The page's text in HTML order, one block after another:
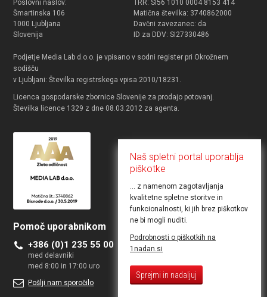
Poslovni naslov:
Šmartinska 106
1000 Ljubljana
Slovenija
TRR: SI56 1010 0004 8153 414
Matična številka: 3740862000
Davčni zavezanec: da
ID za DDV: SI27330486
Podjetje Media Lab d.o.o. je vpisano v sodni register pri Okrožnem
sodišču
v Ljubljani: Številka registrskega vpisa 2010/18231.
Licenca gospodarske zbornice Slovenije za prodajo potovanj.
Številka licence 1329 z dne 08.03.2012 za agenta.
Pomoč uporabnikom
+386 (0)1 235 55 00
med delavniki
med 8:00 in 17:00 uro
Pošlji nam sporočilo
Želite objaviti ponudbo
Kontakt za poslovne uporabnike
Naš spletni portal uporablja
piškotke
... z namenom zagotavljanja
kvalitetne spletne storitve in
funkcionalnosti, ki jih brez piškotkov
ne bi mogli nuditi.
Podrobnosti o piškotkih na
1nadan.si
Sprejmi in nadaljuj